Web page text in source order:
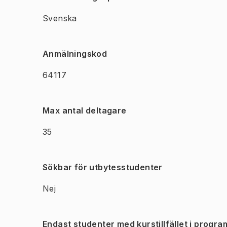
Svenska
Anmälningskod
64117
Max antal deltagare
35
Sökbar för utbytesstudenter
Nej
Endast studenter med kurstillfället i